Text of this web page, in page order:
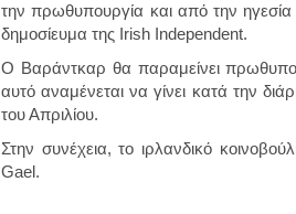
την πρωθυπουργία και από την
δημοσίευμα της Irish Independent.
Ο Βαράντκαρ θα παραμείνει
αυτό αναμένεται να γίνει κατά την
του Απριλίου.
Στην συνέχεια, το ιρλανδικό
Gael.